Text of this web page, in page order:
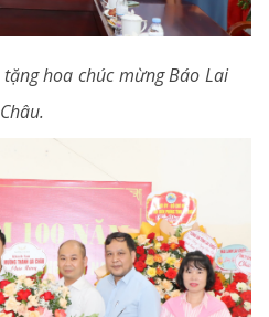
hoa chúc mừng Báo Lai
Châu.